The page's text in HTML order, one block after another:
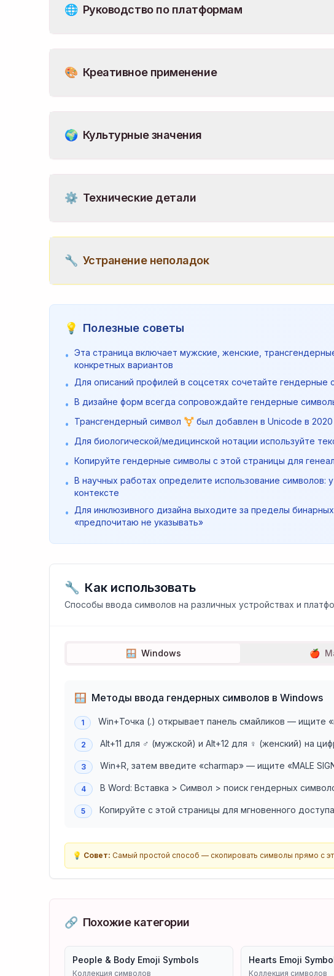
🌐 Руководство по платформам
🎨 Креативное применение
🌍 Культурные значения
⚙️ Технические детали
🔧 Устранение неполадок
💡 Полезные советы
• Эта страница включает мужские, женские,
конкретных вариантов
•
Для описаний профилей в соцсетях сочетайте
• В дизайне форм всегда сопровождайте гендерные
• Трансгендерный символ ⚧️ был добавлен в Unicode в
• Для биологической/медицинской нотации используйте
• Копируйте гендерные символы с этой страницы для
• В научных работах определите использование символов:
контексте
•
Для инклюзивного дизайна выходите за пределы
«предпочитаю не указывать»
🔧 Как использовать
Способы ввода символов на различных устройствах и
🪟 Windows 🍎
🪟 Методы ввода гендерных символов в Windows
1 Win+Точка (.) открывает панель смайликов — ищите
2 Alt+11 для ♂ (мужской) и Alt+12 для ♀ (женский) на
3 Win+R, затем введите «charmap» — ищите «MALE
4 В Word: Вставка > Символ > поиск гендерных
5 Копируйте с этой страницы для мгновенного
💡 Совет: Самый простой способ — скопировать символы прямо с
🔗 Похожие категории
People & Body Emoji Symbols
Коллекция символов
Hearts Emoji
Коллекция символов